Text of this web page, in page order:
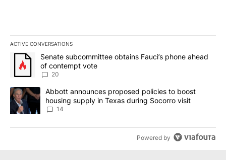
ACTIVE CONVERSATIONS
The following is a list of the most commented articles in the last
A trending article titled "Senate subcommittee obtains Fauci’s
Senate subcommittee obtains Fauci’s phone ahead
of contempt vote
20
A trending article titled "Abbott announces proposed policies to
Abbott announces proposed policies to boost
housing supply in Texas during Socorro visit
14
Powered by